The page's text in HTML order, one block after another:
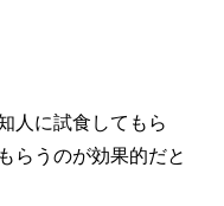
人に試食してもら
らうのが効果的だと